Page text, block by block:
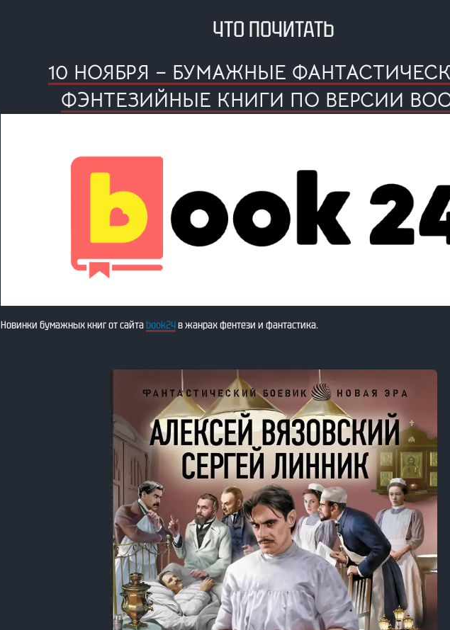
ЧТО ПОЧИТАТЬ
10 НОЯБРЯ – БУМАЖНЫЕ
ФЭНТЕЗИЙНЫЕ КНИГИ ПО ВЕРСИИ
Новинки бумажных книг от сайтаbook24в жанрах фентези и фантастика.